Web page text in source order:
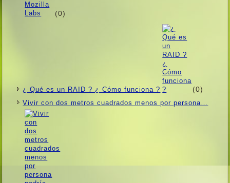
(0)
¿ Qué es un RAID ? ¿ Cómo funciona ? (0)
Vivir con dos metros cuadrados menos por persona…